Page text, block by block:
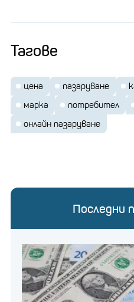
Тагове
цена пазаруване
марка
потребител
онлайн пазаруване
Последни